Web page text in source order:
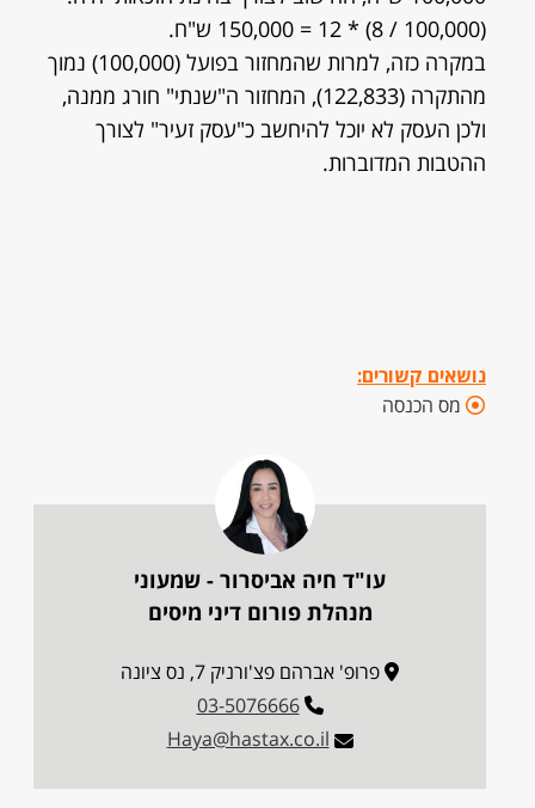
(100,000 / 8) * 12 = 150,000 ש"ח.
במקרה כזה, למרות שהמחזור בפועל (100,000) נמוך
מהתקרה (122,833), המחזור ה"שנתי" חורג ממנה,
ולכן העסק לא יוכל להיחשב כ"עסק זעיר" לצורך
ההטבות המדוברות.
נושאים קשורים:
מס הכנסה
עו"ד חיה אביסרור - שמעוני
מנהלת פורום דיני מיסים
פרופ' אברהם פצ'ורניק 7, נס ציונה
03-5076666
Haya@hastax.co.il